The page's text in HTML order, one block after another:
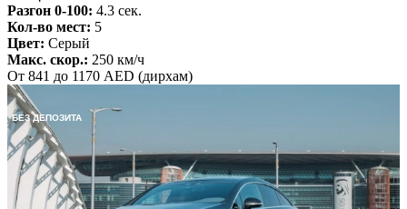
Разгон 0-100: 4.3 сек.
Кол-во мест: 5
Цвет: Серый
Макс. скор.: 250 км/ч
От 841 до 1170 AED (дирхам)
БЕЗ ДЕПОЗИТА